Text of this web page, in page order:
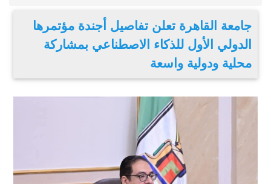
جامعة القاهرة تعلن تفاصيل أجندة مؤتمرها
الدولي الأول للذكاء الاصطناعي بمشاركة
محلية ودولية واسعة